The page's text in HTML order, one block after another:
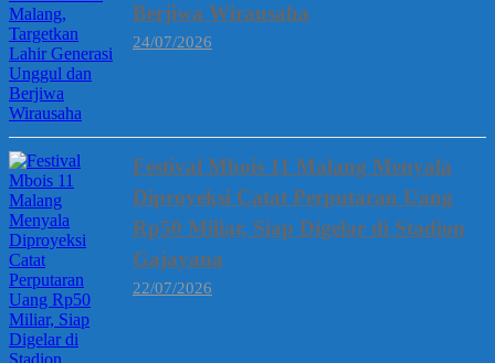
Berjiwa Wirausaha
24/07/2026
Festival Mbois 11 Malang Menyala
Diproyeksi Catat Perputaran Uang
Rp50 Miliar, Siap Digelar di Stadion
Gajayana
22/07/2026